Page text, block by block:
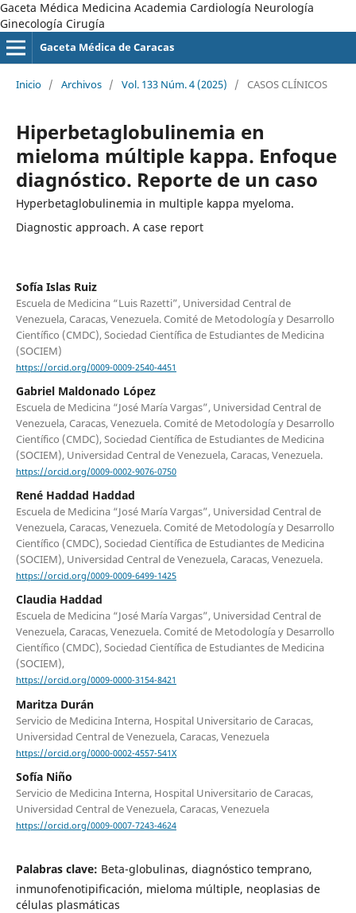
Gaceta Médica Medicina Academia Cardiología Neurología
Ginecología Cirugía
Gaceta Médica de Caracas
Inicio / Archivos / Vol. 133 Núm. 4 (2025) / CASOS CLÍNICOS
Hiperbetaglobulinemia en
mieloma múltiple kappa. Enfoque
diagnóstico. Reporte de un caso
Hyperbetaglobulinemia in multiple kappa myeloma.
Diagnostic approach. A case report
Sofía Islas Ruiz
Escuela de Medicina “Luis Razetti”, Universidad Central de
Venezuela, Caracas, Venezuela. Comité de Metodología y Desarrollo
Científico (CMDC), Sociedad Científica de Estudiantes de Medicina
(SOCIEM)
https://orcid.org/0009-0009-2540-4451
Gabriel Maldonado López
Escuela de Medicina “José María Vargas”, Universidad Central de
Venezuela, Caracas, Venezuela. Comité de Metodología y Desarrollo
Científico (CMDC), Sociedad Científica de Estudiantes de Medicina
(SOCIEM), Universidad Central de Venezuela, Caracas, Venezuela.
https://orcid.org/0009-0002-9076-0750
René Haddad Haddad
Escuela de Medicina “José María Vargas”, Universidad Central de
Venezuela, Caracas, Venezuela. Comité de Metodología y Desarrollo
Científico (CMDC), Sociedad Científica de Estudiantes de Medicina
(SOCIEM), Universidad Central de Venezuela, Caracas, Venezuela.
https://orcid.org/0009-0009-6499-1425
Claudia Haddad
Escuela de Medicina “José María Vargas”, Universidad Central de
Venezuela, Caracas, Venezuela. Comité de Metodología y Desarrollo
Científico (CMDC), Sociedad Científica de Estudiantes de Medicina
(SOCIEM),
https://orcid.org/0009-0000-3154-8421
Maritza Durán
Servicio de Medicina Interna, Hospital Universitario de Caracas,
Universidad Central de Venezuela, Caracas, Venezuela
https://orcid.org/0000-0002-4557-541X
Sofía Niño
Servicio de Medicina Interna, Hospital Universitario de Caracas,
Universidad Central de Venezuela, Caracas, Venezuela
https://orcid.org/0009-0007-7243-4624
Palabras clave: Beta-globulinas, diagnóstico temprano,
inmunofenotipificación, mieloma múltiple, neoplasias de
células plasmáticas